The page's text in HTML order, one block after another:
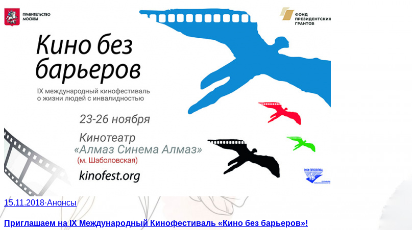
15.11.2018·Анонсы
Приглашаем на IX Международный Кинофестиваль «Кино без барьеров»!